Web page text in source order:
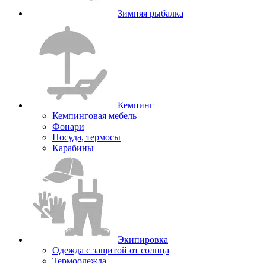
Зимняя рыбалка
Кемпинг
Кемпинговая мебель
Фонари
Посуда, термосы
Карабины
Экипировка
Одежда с защитой от солнца
Термоодежда